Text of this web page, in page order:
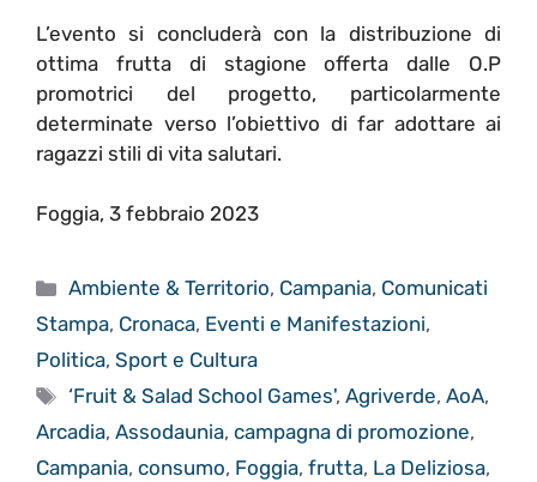
L’evento si concluderà con la distribuzione di
ottima frutta di stagione offerta dalle O.P
promotrici del progetto, particolarmente
determinate verso l’obiettivo di far adottare ai
ragazzi stili di vita salutari.
Foggia, 3 febbraio 2023
Categorie
Ambiente & Territorio, Campania, Comunicati
Stampa, Cronaca, Eventi e Manifestazioni,
Politica, Sport e Cultura
Tag
‘Fruit & Salad School Games',Agriverde,AoA,
Arcadia, Assodaunia, campagna di promozione,
Campania, consumo, Foggia, frutta, La Deliziosa,